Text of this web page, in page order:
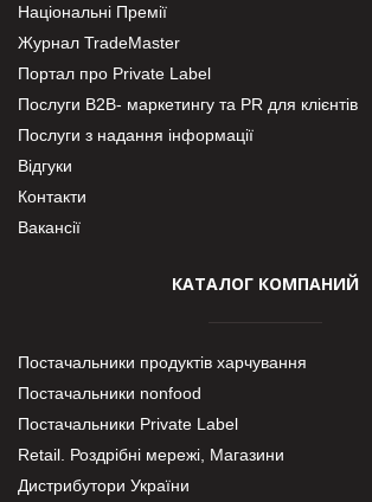
Національні Премії
Журнал TradeMaster
Портал про Private Label
Послуги В2В- маркетингу та PR для клієнтів
Послуги з надання інформації
Відгуки
Контакти
Вакансії
КАТАЛОГ КОМПАНИЙ
Постачальники продуктів харчування
Постачальники nonfood
Постачальники Private Label
Retail. Роздрібні мережі, Магазини
Дистрибутори України